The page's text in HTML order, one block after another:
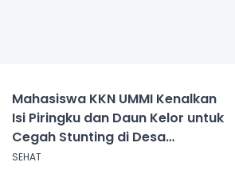
Mahasiswa KKN UMMI Kenalkan
Isi Piringku dan Daun Kelor untuk
Cegah Stunting di Desa
Calingcing
SEHAT